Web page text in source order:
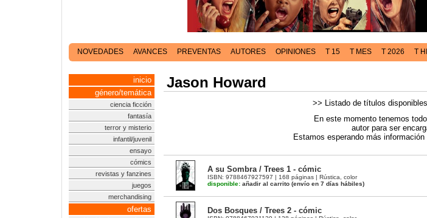
NOVEDADES AVANCES PREVENTAS AUTORES OPINIONES T 15 T MES T 2026 T
inicio
género/temática
ciencia ficción
fantasía
terror y misterio
infantil/juvenil
ensayo
cómics
revistas y fanzines
juegos
merchandising
ofertas
Jason Howard
>> Listado de títulos
En este momento tenemos
autor para ser
Estamos esperando más
A su Sombra / Trees 1 - cómic
ISBN: 9788467927597 | 168 páginas | Rústica, color
disponible: añadir al carrito (envío en 7 días hábiles)
Dos Bosques / Trees 2 - cómic